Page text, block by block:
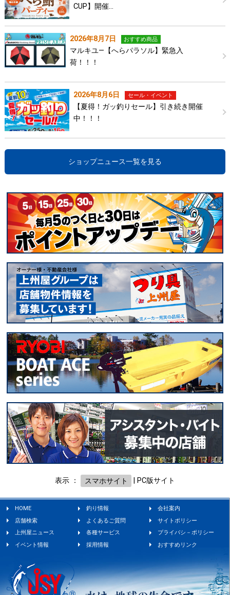
CUP】開催…
2026年8月7日 おすすめ商品
マルキユ―【へらパラソル】緊急入
荷！！！
2026年8月6日 セール・イベント
【夏得！ガッ釣りセール】引き続き開催
中！！！
ショップニュース一覧を見る
表示 ： スマホサイト PC版サイト
HOME 釣り情報
会社案内
店舗検索
よくあるご質問
サイトポリシー
上州屋ニュース
各種サービス
プライバシ－ポリシー
イベント情報
採用情報 おすすめリンク